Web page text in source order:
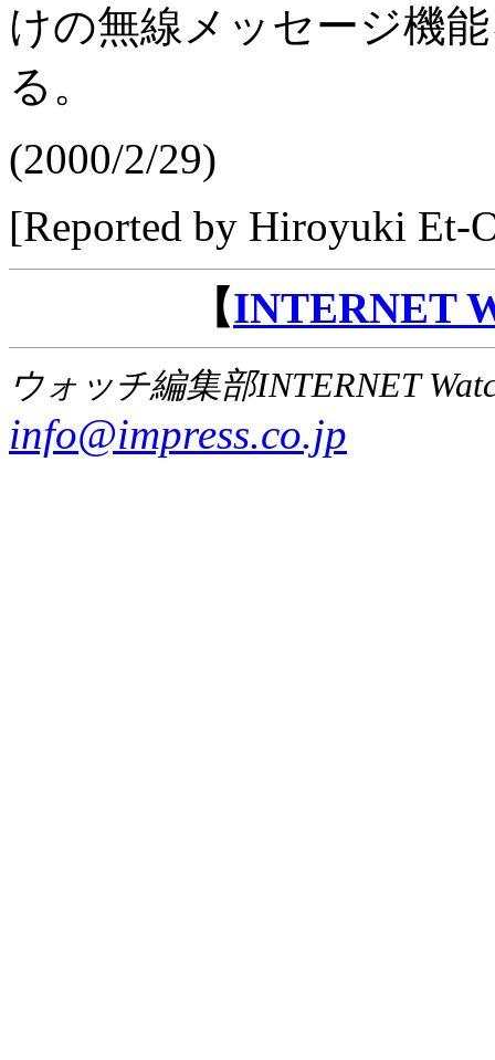
けの無線メッセージ機
る。
(2000/2/29)
[Reported by Hiroyuki Et-
【INTERNET
ウォッチ編集部INTERNET
info@impress.co.jp